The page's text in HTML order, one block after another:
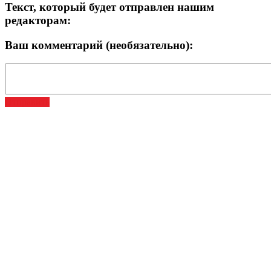
Текст, который будет отправлен нашим
редакторам:
Ваш комментарий (необязательно):